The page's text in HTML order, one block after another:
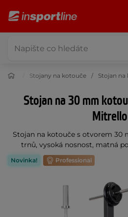
Stojany na kotouče Stojan
Stojan na 30 mm
Mitrello
Stojan na kotouče s otvorem 30
trnů, vysoká nosnost, matná
Novinka! Professional